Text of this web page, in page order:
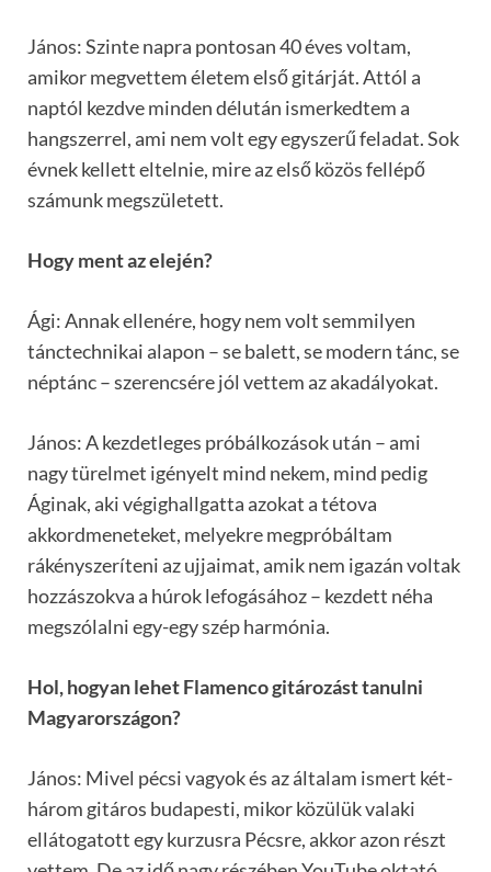
János: Szinte napra pontosan 40 éves voltam,
amikor megvettem életem első gitárját. Attól a
naptól kezdve minden délután ismerkedtem a
hangszerrel, ami nem volt egy egyszerű feladat. Sok
évnek kellett eltelnie, mire az első közös fellépő
számunk megszületett.
Hogy ment az elején?
Ági: Annak ellenére, hogy nem volt semmilyen
tánctechnikai alapon – se balett, se modern tánc, se
néptánc – szerencsére jól vettem az akadályokat.
János: A kezdetleges próbálkozások után – ami
nagy türelmet igényelt mind nekem, mind pedig
Áginak, aki végighallgatta azokat a tétova
akkordmeneteket, melyekre megpróbáltam
rákényszeríteni az ujjaimat, amik nem igazán voltak
hozzászokva a húrok lefogásához – kezdett néha
megszólalni egy-egy szép harmónia.
Hol, hogyan lehet Flamenco gitározást tanulni
Magyarországon?
János: Mivel pécsi vagyok és az általam ismert két-
három gitáros budapesti, mikor közülük valaki
ellátogatott egy kurzusra Pécsre, akkor azon részt